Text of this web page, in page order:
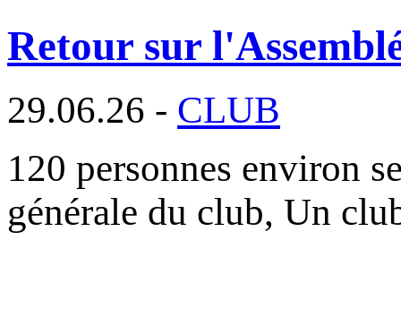
Retour sur
29.06.26 - CLUB
120 personnes environ
générale du club, Un